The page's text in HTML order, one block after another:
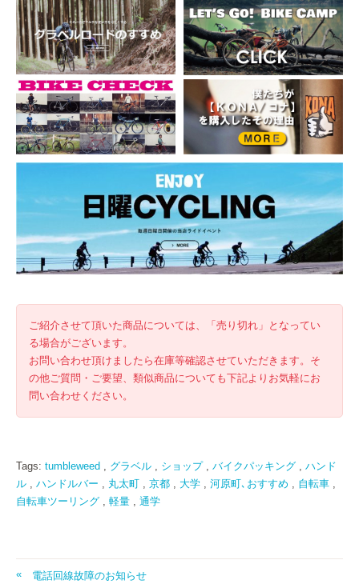
ご紹介させて頂いた商品については、「売り切れ」となってい
る場合がございます。
お問い合わせ頂けましたら在庫等確認させていただきます。そ
の他ご質問・ご要望、類似商品についても下記よりお気軽にお
問い合わせください。
Tags: tumbleweed , グラベル , ショップ, バイクパッキング , ハンド
ル , ハンドルバー , 丸太町 , 京都 , 大学 , 河原町､おすすめ , 自転車 ,
自転車ツーリング , 軽量 , 通学
電話回線故障のお知らせ